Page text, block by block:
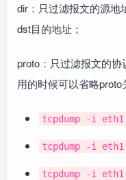
dir：只过滤报文的源地
dst目的地址；
proto：只过滤报文的
用的时候可以省略proto
tcpdump -i
tcpdump -i
tcpdump -i